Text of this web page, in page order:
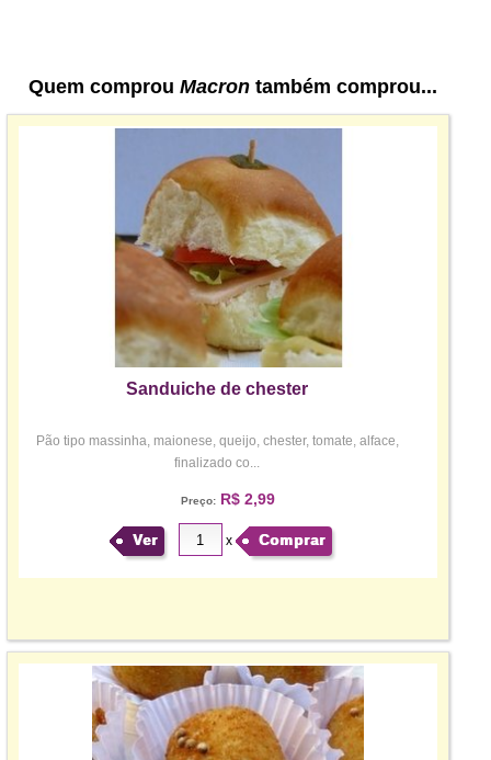
Quem comprouMacron também comprou...
Sanduiche de chester
Pão tipo massinha, maionese, queijo, chester, tomate, alface,
finalizado co...
Preço:R$ 2,99
Ver x Comprar